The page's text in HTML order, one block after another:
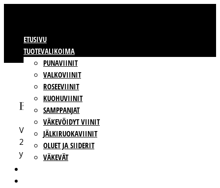
ETUSIVU
TUOTEVALIKOIMA
PUNAVIINIT
VALKOVIINIT
ROSEEVIINIT
KUOHUVIINIT
SAMPPANJAT
VÄKEVÖIDYT VIINIT
JÄLKIRUOKAVIINIT
OLUET JA SIIDERIT
VÄKEVÄT
BBWINES OY
Vajossuonkatu 10
20360 Turku
y-tunnus: 2009865-8